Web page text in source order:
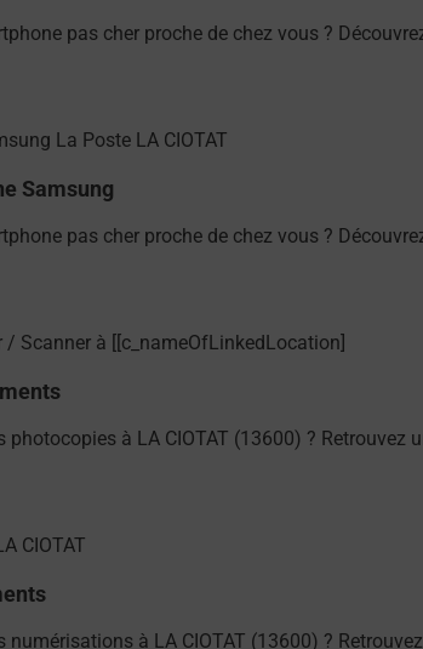
pas cher proche de chez vous ?
Samsung
pas cher proche de chez vous ?
photocopies à LA CIOTAT (13600) ? Retrouvez
numérisations à LA CIOTAT (13600) ?